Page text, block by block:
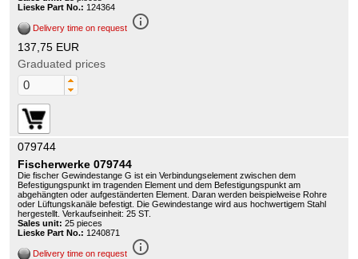
Lieske Part No.: 124364
Delivery time on request info_outline
137,75 EUR
Graduated prices
079744
Fischerwerke 079744
Die fischer Gewindestange G ist ein Verbindungselement zwischen dem
Befestigungspunkt im tragenden Element und dem Befestigungspunkt am
abgehängten oder aufgeständerten Element. Daran werden beispielweise Rohre
oder Lüftungskanäle befestigt. Die Gewindestange wird aus hochwertigem Stahl
hergestellt. Verkaufseinheit: 25 ST.
Sales unit: 25 pieces
Lieske Part No.: 1240871
Delivery time on request info_outline